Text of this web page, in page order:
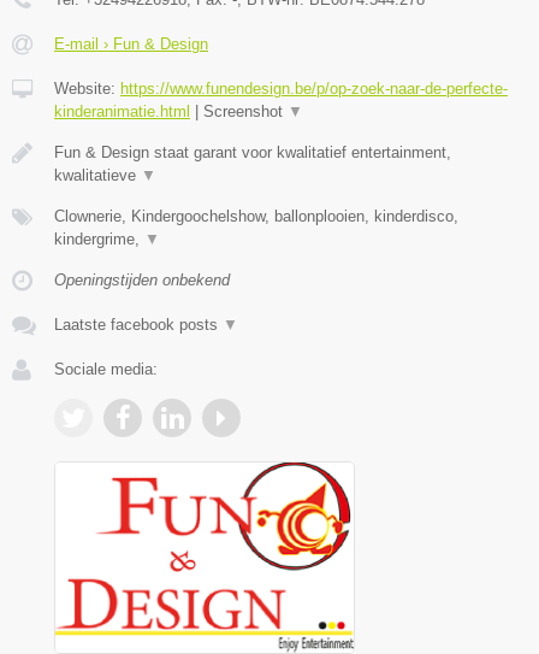
E-mail › Fun & Design
Website: https://www.funendesign.be/p/op-zoek-naar-de-perfecte-
kinderanimatie.html | Screenshot ▼
Fun & Design staat garant voor kwalitatief entertainment,
kwalitatieve ▼
Clownerie, Kindergoochelshow, ballonplooien, kinderdisco,
kindergrime,
▼
Openingstijden onbekend
Laatste facebook posts ▼
Sociale media: